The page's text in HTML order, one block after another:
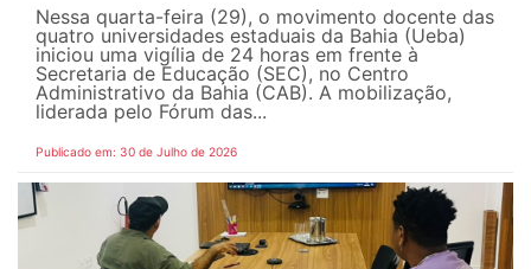
Nessa quarta-feira (29), o movimento docente das
quatro universidades estaduais da Bahia (Ueba)
iniciou uma vigília de 24 horas em frente à
Secretaria de Educação (SEC), no Centro
Administrativo da Bahia (CAB). A mobilização,
liderada pelo Fórum das...
Publicado em: 30 de Julho de 2026